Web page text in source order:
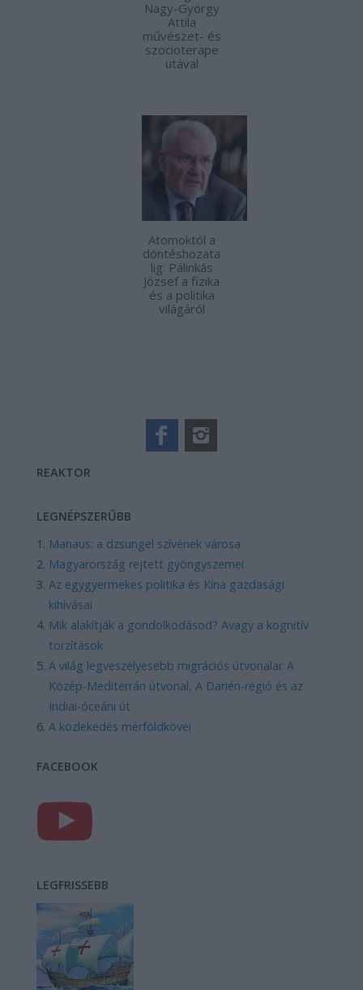
Nagy-György
Attila
művészet- és
szocioterape
utával
Atomoktól a
döntéshozata
lig: Pálinkás
József a fizika
és a politika
világáról
REAKTOR
LEGNÉPSZERŰBB
Manaus: a dzsungel szívének városa
Magyarország rejtett gyöngyszemei
Az egygyermekes politika és Kína gazdasági
kihívásai
Mik alakítják a gondolkodásod? Avagy a kognitív
torzítások
A világ legveszélyesebb migrációs útvonalai: A
Közép-Mediterrán útvonal, A Darién-régió és az
Indiai-óceáni út
A közlekedés mérföldkövei
FACEBOOK
LEGFRISSEBB